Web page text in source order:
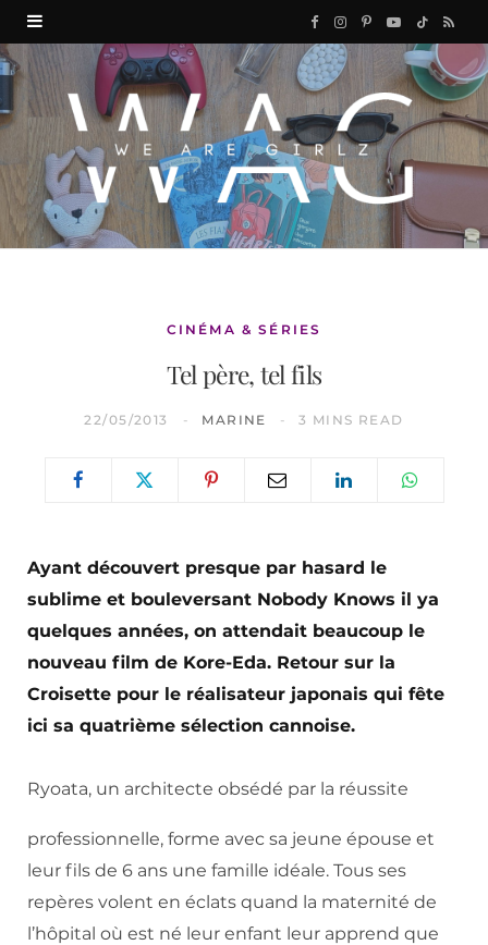
F
a
c
e
b
o
I
n
s
a
P
n
e
Y
o
u
u
T
i
k
R
S
CINÉMA & SÉRIES
Tel père, tel fils
22/05/2013 MARINE 3 MINS READ
Ayant découvert presque par hasard le
sublime et bouleversant Nobody Knows il ya
quelques années, on attendait beaucoup le
nouveau film de Kore-Eda. Retour sur la
Croisette pour le réalisateur japonais qui fête
ici sa quatrième sélection cannoise.
Ryoata, un architecte obsédé par la réussite
professionnelle, forme avec sa jeune épouse et
leur fils de 6 ans une famille idéale. Tous ses
repères volent en éclats quand la maternité de
l’hôpital où est né leur enfant leur apprend que